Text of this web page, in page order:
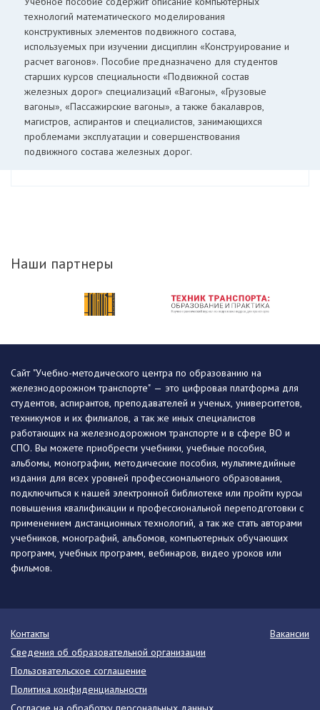
технологий математического моделирования
конструктивных элементов подвижного состава,
используемых при изучении дисциплин «Конструирование и
расчет вагонов». Пособие предназначено для студентов
старших курсов специальности «Подвижной состав
железных дорог» специализаций «Вагоны», «Грузовые
вагоны», «Пассажирские вагоны», а также бакалавров,
магистров, аспирантов и специалистов, занимающихся
проблемами эксплуатации и совершенствования
подвижного состава железных дорог.
Наши партнеры
Сайт "Учебно-методического центра по образованию на
железнодорожном транспорте" — это цифровая платформа для
студентов, аспирантов, преподавателей и ученых, университетов,
техникумов и их филиалов, а так же иных специалистов
работающих на железнодорожном транспорте и в сфере ВО и
СПО. Вы можете приобрести учебники, учебные пособия,
альбомы, монографии, методические пособия, мультимедийные
издания для всех уровней профессионального образования,
подключиться к нашей электронной библиотеке или пройти курсы
повышения квалификации и профессиональной переподготовки с
применением дистанционных технологий, а так же стать авторами
учебников, монографий, альбомов, компьютерных обучающих
программ, учебных программ, вебинаров, видео уроков или
фильмов.
Контакты
Вакансии
Сведения об образовательной организации
Пользовательское соглашение
Политика конфиденциальности